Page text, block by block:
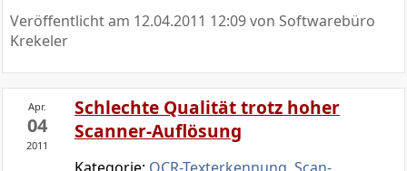
Veröffentlicht am 12.04.2011 12:09von Softwarebüro
Krekeler
Apr.
04
2011
Schlechte Qualität trotz hoher
Scanner-Auflösung